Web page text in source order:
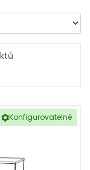
Konfigurovatelné